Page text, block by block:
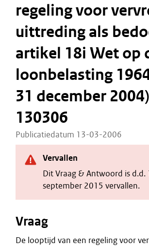
regeling voor
uittreding als
artikel 18i Wet op
loonbelasting
31 december
130306
Publicatiedatum 13-03-2006
Vervallen
Dit Vraag & Antwoord is d.d.
september 2015 vervallen.
Vraag
De looptijd van een regeling voor